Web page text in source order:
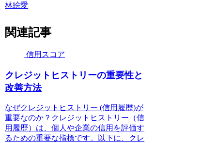
林絵愛
関連記事
信用スコア
クレジットヒストリーの重要性と
改善方法
なぜクレジットヒストリー (信用履歴)が
重要なのか？クレジットヒストリー（信
用履歴）は、個人や企業の信用を評価す
るための重要な指標です。以下に、クレ